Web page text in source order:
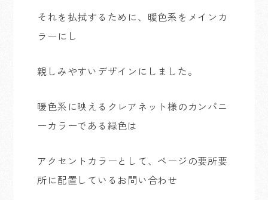
それを払拭するために、暖色系をメインカ
ラーにし
親しみやすいデザインにしました。
暖色系に映えるクレアネット様のカンパニ
ーカラーである緑色は
アクセントカラーとして、ページの要所要
所に配置しているお問い合わせ